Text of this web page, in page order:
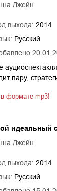
Джейн
выхода: 2014
Русский
пару,
в формате mp3!
идеальный
Джейн
выхода: 2014
Русский